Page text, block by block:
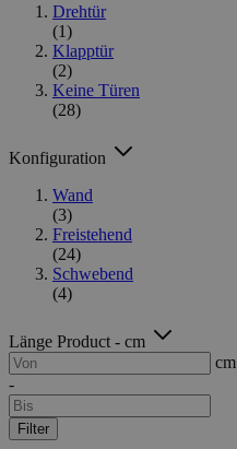
Drehtür
(1)
Klapptür
(2)
Keine Türen
(28)
Konfiguration
Wand
(3)
Freistehend
(24)
Schwebend
(4)
Länge Product - cm
cm
-
Filter